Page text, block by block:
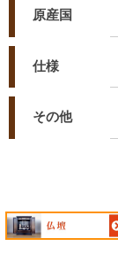
原産国
仕様
その他